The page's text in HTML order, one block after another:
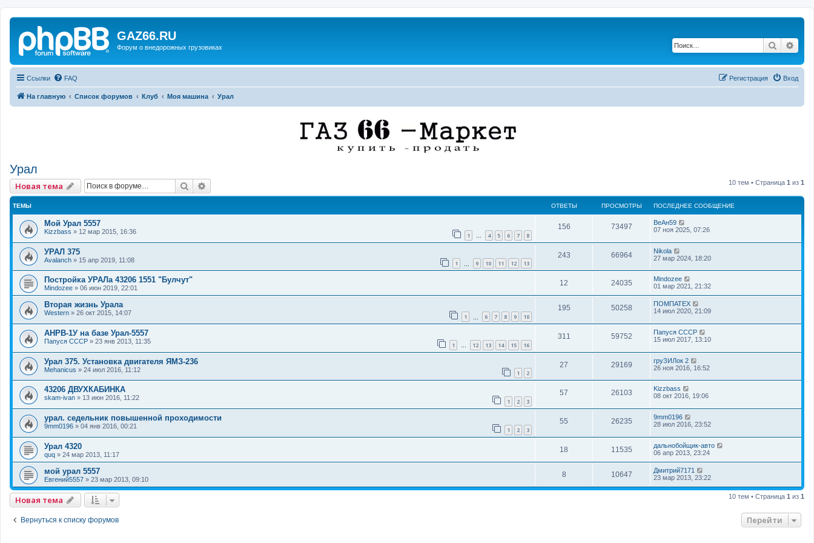
GAZ66.RU
Форум о внедорожных грузовиках Поиск
Ссылки FAQ Вход
Регистрация
На главную Список форумов Клуб Моя машина Урал
Урал
Новая тема Поиск 10 тем • Страница 1 из 1
ТЕМЫ ОТВЕТЫ ПРОСМОТРЫ ПОСЛЕДНЕЕ СООБЩЕНИЕ
Мой Урал 5557
Kizzbass » 12 мар 2015, 16:36 1 … 4 5 6 7 8
156 73497
ВеАн59
07 ноя 2025, 07:26
УРАЛ 375
Avalanch » 15 апр 2019, 11:08 1 9 10 11 12 13
243 66964
Nikola
27 мар 2024, 18:20
Постройка УРАЛа 43206 1551 "Булчут"
Mindozee » 06 июн 2019, 22:01
12 24035
Mindozee
01 мар 2021, 21:32
Вторая жизнь Урала
Western » 26 окт 2015, 14:07 1 6 7 8 9 10
195 50258
ПОМПАТЕХ
14 июл 2020, 21:09
АНРВ-1У на базе Урал-5557
Папуся СССР » 23 янв 2013, 11:35 1 … 12 13 14 15 16
311 59752
Папуся СССР
15 июл 2017, 13:10
Урал 375. Установка двигателя ЯМЗ-236
Mehanicus » 24 июл 2016, 11:12 1 2
27 29169
груЗИЛок 2
26 ноя 2016, 16:52
43206 ДВУХКАБИНКА
skam-ivan » 13 июн 2016, 11:22 1 2 3
57 26103
Kizzbass
08 окт 2016, 19:06
урал. седельник повышенной проходимости
9mm0196 » 04 янв 2016, 00:21 1 2 3
55 26235
9mm0196
28 июл 2016, 23:52
Урал 4320
quq » 24 мар 2013, 11:17
18 11535
дальнобойщик-авто
06 апр 2013, 23:24
мой урал 5557
Евгений5557 » 23 мар 2013, 09:10
8 10647
Дмитрий7171
23 мар 2013, 23:22
Новая тема 10 тем • Страница 1 из 1
Вернуться к списку форумов Перейти